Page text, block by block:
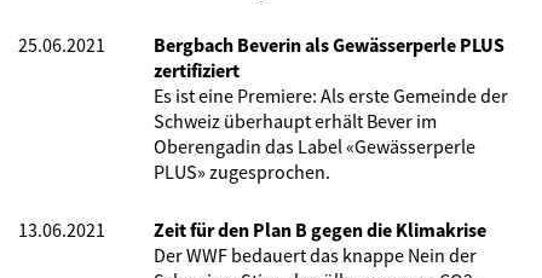
25.06.2021
Bergbach Beverin als Gewässerperle PLUS
zertifiziert
Es ist eine Premiere: Als erste Gemeinde der
Schweiz überhaupt erhält Bever im
Oberengadin das Label «Gewässerperle
PLUS» zugesprochen.
13.06.2021
Zeit für den Plan B gegen die Klimakrise
Der WWF bedauert das knappe Nein der